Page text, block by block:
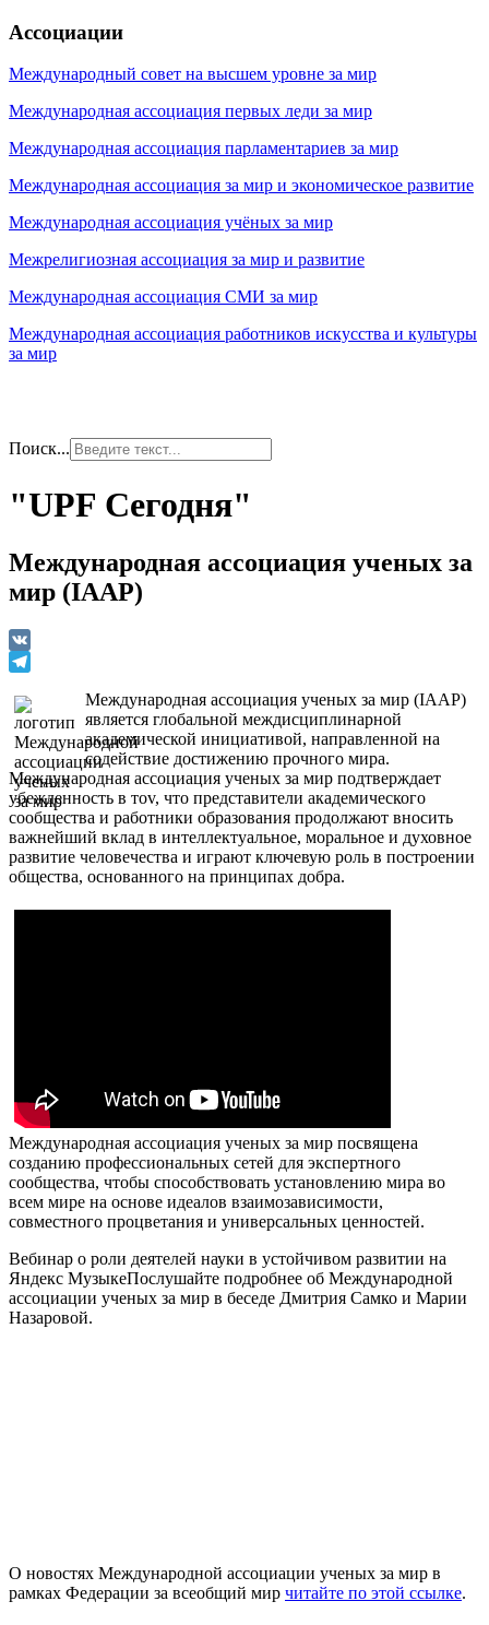
Ассоциации
Международный совет на высшем уровне за мир
Международная ассоциация первых леди за мир
Международная ассоциация парламентариев за мир
Международная ассоциация за мир и экономическое развитие
Международная ассоциация учёных за мир
Межрелигиозная ассоциация за мир и развитие
Международная ассоциация СМИ за мир
Международная ассоциация работников искусства и культуры
за мир
Поиск...
"UPF Сегодня"
Международная ассоциация ученых за
мир (IAAP)
VK
Международная ассоциация ученых за мир (IAAP)
является глобальной междисциплинарной
академической инициативой, направленной на
содействие достижению прочного мира.
Международная ассоциация ученых за мир подтверждает
убежденность в тоv, что представители академического
сообщества и работники образования продолжают вносить
важнейший вклад в интеллектуальное, моральное и духовное
развитие человечества и играют ключевую роль в построении
общества, основанного на принципах добра.
Международная ассоциация ученых за мир посвящена
созданию профессиональных сетей для экспертного
сообщества, чтобы способствовать установлению мира во
всем мире на основе идеалов взаимозависимости,
совместного процветания и универсальных ценностей.
Вебинар о роли деятелей науки в устойчивом развитии на
Яндекс МузыкеПослушайте подробнее об Международной
ассоциации ученых за мир в беседе Дмитрия Самко и Марии
Назаровой.
О новостях Международной ассоциации ученых за мир в
рамках Федерации за всеобщий мир читайте по этой ссылке.